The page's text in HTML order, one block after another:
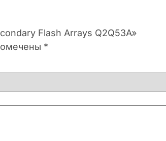
Flash Arrays Q2Q53A»
*